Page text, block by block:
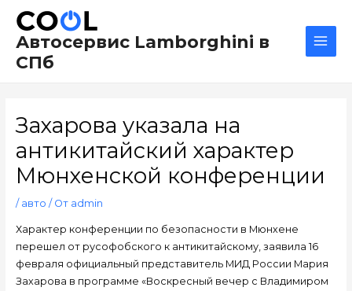
содержимому
Автосервис Lamborghini в
СПб
Захарова указала на
антикитайский характер
Мюнхенской конференции
/ авто / От admin
Характер конференции по безопасности в Мюнхене
перешел от русофобского к антикитайскому, заявила 16
февраля официальный представитель МИД России Мария
Захарова в программе «Воскресный вечер с Владимиром
по
записям